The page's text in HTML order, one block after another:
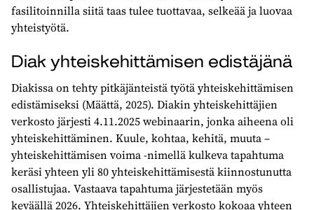
fasilitoinnilla siitä taas tulee tuottavaa, selkeää ja luovaa
yhteistyötä.
Diak yhteiskehittämisen edistäjänä
Diakissa on tehty pitkäjänteistä työtä yhteiskehittämisen
edistämiseksi (Määttä, 2025). Diakin yhteiskehittäjien
verkosto järjesti 4.11.2025 webinaarin, jonka aiheena oli
yhteiskehittäminen. Kuule, kohtaa, kehitä, muuta –
yhteiskehittämisen voima -nimellä kulkeva tapahtuma
keräsi yhteen yli 80 yhteiskehittämisestä kiinnostunutta
osallistujaa. Vastaava tapahtuma järjestetään myös
keväällä 2026. Yhteiskehittäjien verkosto kokoaa yhteen